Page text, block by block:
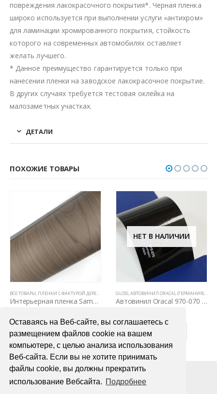
Оставаясь на Веб-сайте, вы соглашаетесь с
размещением файлов cookie на вашем
компьютере, с целью анализа использования
Веб-сайта. Если вы не хотите принимать
файлы cookie, вы должны прекратить
использование Вебсайта. Подробнее
повреждения лакокрасочного покрытия*. Черная пленка
широко используется при выполнении услуги «антихром»
для ламинации хромированного покрытия, стойкость
которого на современных автомобилях оставляет
желать лучшего.
* Данное преимущество гарантируется только при
нанесении пленки на заводское лакокрасочное покрытие.
В других случаях требуется тестовая оклейка на
малозаметных участках.
ДЕТАЛИ
ПОХОЖИЕ ТОВАРЫ
ТОВАРЫ,ЦВЕТНЫЕ ВИНИЛОВЫЕ ПЛЕНКИ
ВСЕ ТОВАРЫ, ПЛЕНКИ С ФАКТУРОЙ ДЕРЕВА И КОЖИ ,ЦВЕТНЫЕ ВИНИЛОВЫЕ ПЛЕНКИ
Интерьерная пленка Samsung SG 5507
В КОРЗИНУ
НЕТ В НАЛИЧИИ
GLOSS,АВТОВИНИЛ ORACAL (ГЕРМАНИЯ),ВСЕ
Автовинил Oracal 970-070 schwarz black – черный
ПОДРОБНЕЕ